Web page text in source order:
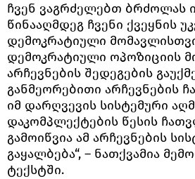
ჩვენ ვაგრძელებთ ბრძოლას
წინააღმდეგ ჩვენი ქვეყნის
დემოკრატიული
დემოკრატიული ოპოზიციის
არჩევნების შედეგების
განმეორებითი არჩევნების
იმ დარღვევის სისტემური
დაკომპლექტების წესის
გამოიწვია ამ არჩევნების
გაყალბება“, – ნათქვამია
ტექსტში.